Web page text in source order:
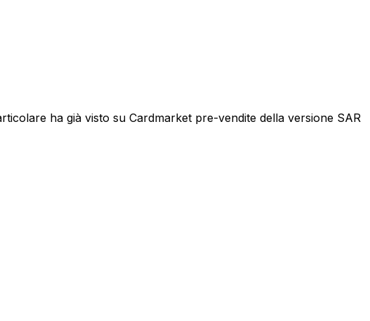
ha già visto su Cardmarket pre-vendite della versione SAR